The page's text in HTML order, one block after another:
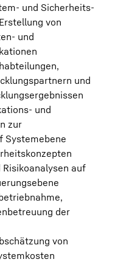
und Sicherheits-
von
und
und
und
zur
Systemebene
auf
der
von